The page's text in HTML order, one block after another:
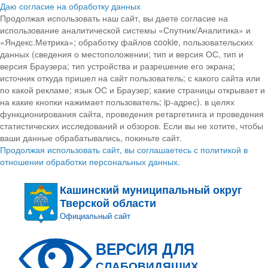
Даю согласие на обработку данных
Продолжая использовать наш сайт, вы даете согласие на
использование аналитической системы «Спутник/Аналитика» и
«Яндекс.Метрика»; обработку файлов cookie, пользовательских
данных (сведения о местоположении; тип и версия ОС, тип и
версия Браузера; тип устройства и разрешение его экрана;
источник откуда пришел на сайт пользователь; с какого сайта или
по какой рекламе; язык ОС и Браузер; какие страницы открывает и
на какие кнопки нажимает пользователь; ip-адрес). в целях
функционирования сайта, проведения ретаргетинга и проведения
статистических исследований и обзоров. Если вы не хотите, чтобы
ваши данные обрабатывались, покиньте сайт.
Продолжая использовать сайт, вы соглашаетесь с политикой в
отношении обработки персональных данных.